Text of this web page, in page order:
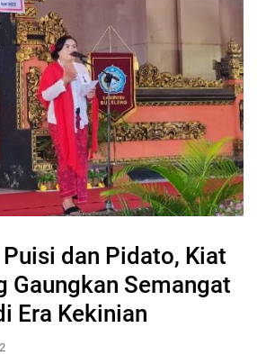
dan Pidato, Kiat
Gaungkan Semangat
Era Kekinian